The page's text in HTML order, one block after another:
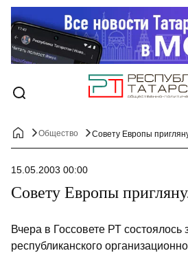
Общество Совету Европы
15.05.2003 00:00
Совету Европы
Вчера в Госсовете РТ состоялось
республиканского